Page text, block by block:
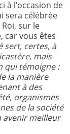
à l'occasion de
sera célébrée
sur le
car vous êtes
sert, certes, à
mais
qui témoigne :
la manière
à des
organismes
de la société
avenir meilleur